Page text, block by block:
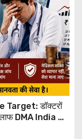
डॉक्टरों
DMA India का
मांग